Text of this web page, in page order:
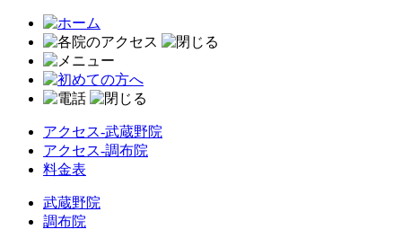
アクセス-武蔵野院
アクセス-調布院
料金表
武蔵野院
調布院